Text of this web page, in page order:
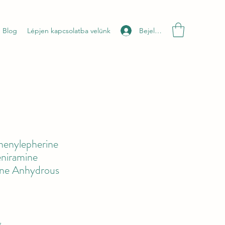
Bejelentkezés
Blog Lépjen kapcsolatba velünk
Anhydrous